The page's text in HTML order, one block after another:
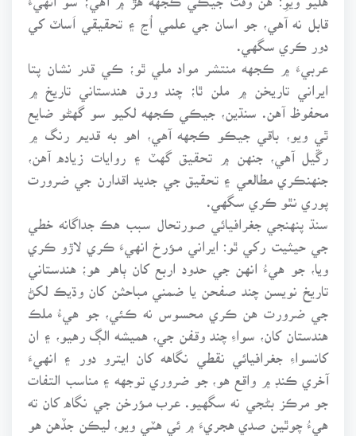
قابل نه آهي، جو اسان جي علمي اُڃ ۽ تحقيقي اَساٽ کي
دور ڪري سگهي.
عربيءَ ۾ ڪجهه منتشر مواد ملي ٿو؛ ڪي قدر نشان پتا
ايراني تاريخن ۾ ملن ٿا؛ چند ورق هندستاني تاريخ ۾
محفوظ آهن. سنڌين، جيڪي ڪجهه لکيو سو گهڻو ضايع
ٿي ويو، باقي جيڪو ڪجهه آهي، اهو به قديم رنگ ۾
رڱيل آهي، جنهن ۾ تحقيق گهٽ ۽ روايات زياده آهن،
جنهنڪري مطالعي ۽ تحقيق جي جديد اقدارن جي ضرورت
پوري نٿو ڪري سگهي.
سنڌ پنهنجي جغرافيائي صورتحال سبب هڪ جداگانه خطي
جي حيثيت رکي ٿو: ايراني مـﺆرخ انهيءَ ڪري لاڙو ڪري
ويا، جو هيءُ انهن جي حدود اربع کان ٻاهر هو؛ هندستاني
تاريخ نويسن چند صفحن يا ضمني مباحثن کان وڌيڪ لکڻ
جي ضرورت هن ڪري محسوس نه ڪئي، جو هيءُ ملڪ
هندستان کان، سواءِ چند وقفن جي، هميشه الڳ رهيو، ۽ ان
کانسواءِ جغرافيائي نقطي نگاهه کان ايترو دور ۽ انهيءَ
آخري ڪنڊ ۾ واقع هو، جو ضروري توجهه ۽ مناسب التفات
جو مرڪز بڻجي نه سگهيو. عرب مـﺆرخن جي نگاه کان ته
هيءُ چوٿين صدي هجريءَ ۾ ئي هٽي ويو، ليڪن جڏهن هو